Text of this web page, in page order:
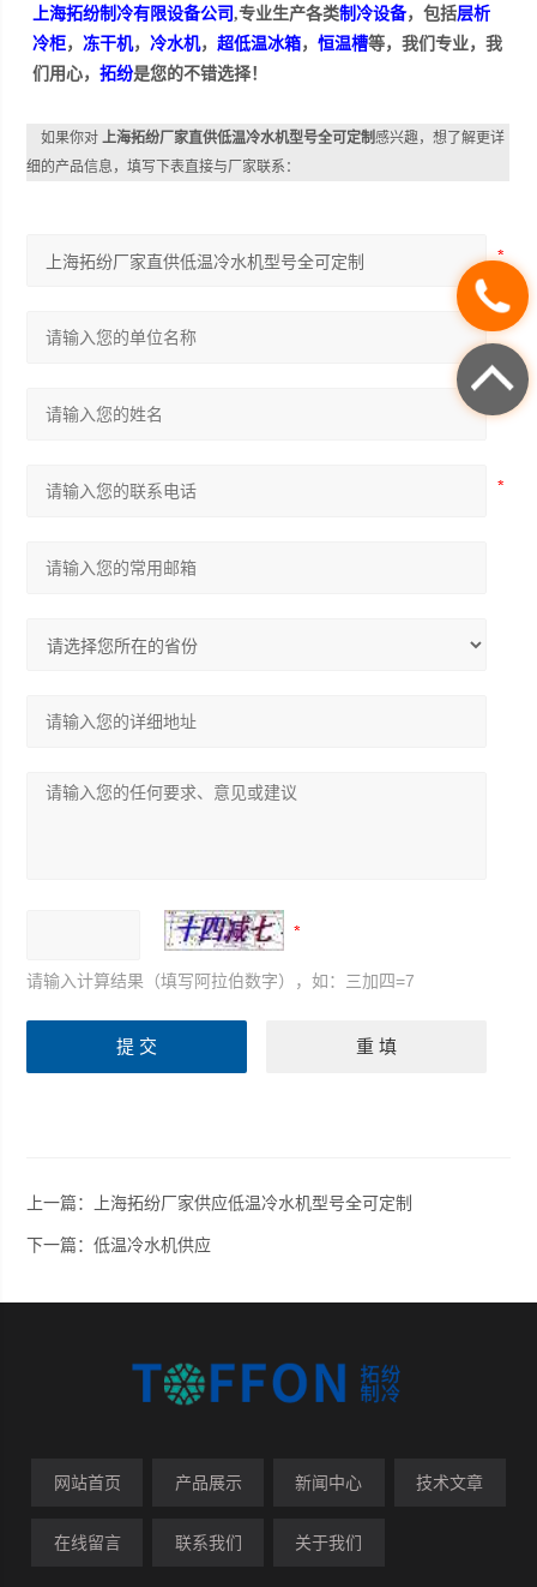
上海拓纷制冷有限设备公司,专业生产各类制冷设备，包括层析
冷柜， 冻干机，冷水机，超低温冰箱，恒温槽等，我们专业，我
们用心，拓纷是您的不错选择！
如果你对上海拓纷厂家直供低温冷水机型号全可定制感兴趣，想了解更详
细的产品信息，填写下表直接与厂家联系：
请输入计算结果（填写阿拉伯数字），如：三加四=7
上一篇： 上海拓纷厂家供应低温冷水机型号全可定制
下一篇：低温冷水机供应
网站首页 产品展示 新闻中心 技术文章
在线留言 联系我们 关于我们